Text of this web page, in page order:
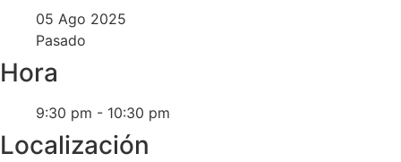
05 Ago 2025
Pasado
Hora
9:30 pm - 10:30 pm
Localización